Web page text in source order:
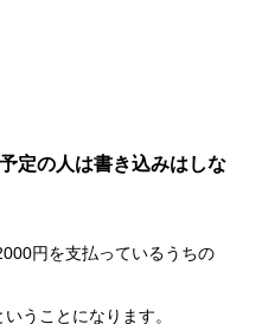
定の人は書き込みはしな
円を支払っているうちの
うことになります。